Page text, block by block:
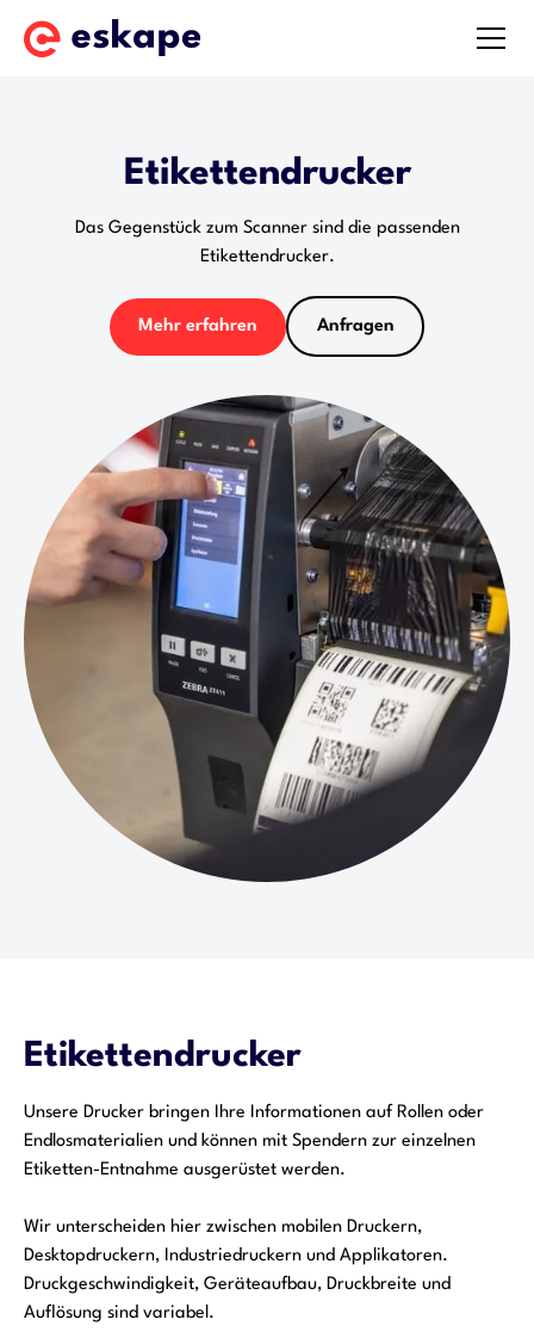
Etikettendrucker
Das Gegenstück zum Scanner sind die passenden
Etikettendrucker.
Mehr erfahren Anfragen
Etikettendrucker
Unsere Drucker bringen Ihre Informationen auf Rollen oder
Endlosmaterialien und können mit Spendern zur einzelnen
Etiketten-Entnahme ausgerüstet werden.
Wir unterscheiden hier zwischen mobilen Druckern,
Desktopdruckern, Industriedruckern und Applikatoren.
Druckgeschwindigkeit, Geräteaufbau, Druckbreite und
Auflösung sind variabel.